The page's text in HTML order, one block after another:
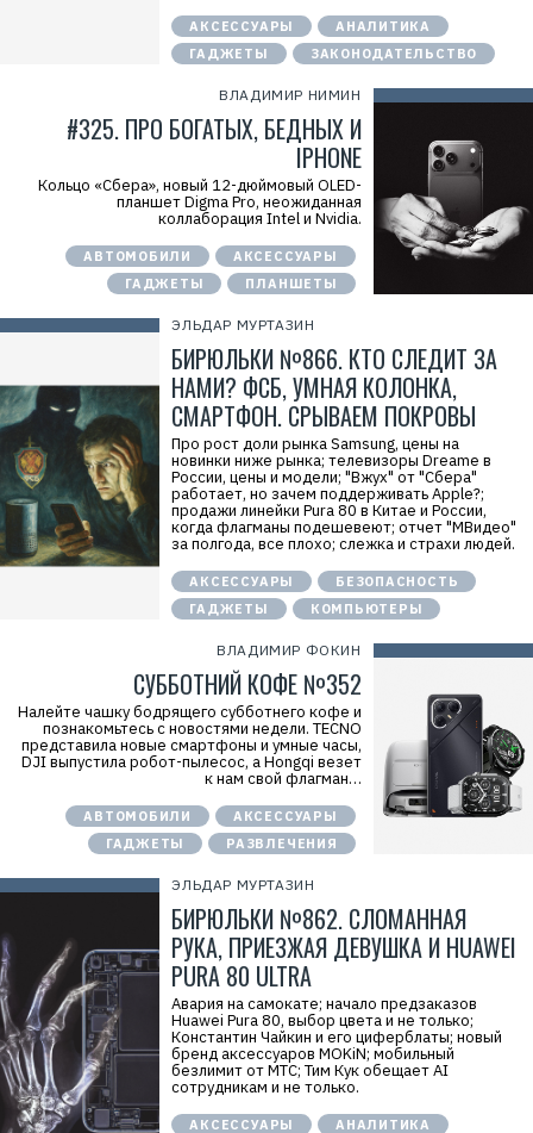
АКСЕССУАРЫ
АНАЛИТИКА
ГАДЖЕТЫ
ЗАКОНОДАТЕЛЬСТВО
ВЛАДИМИР НИМИН
#325. ПРО БОГАТЫХ, БЕДНЫХ И
IPHONE
Кольцо «Сбера», новый 12-дюймовый OLED-
планшет Digma Pro, неожиданная
коллаборация Intel и Nvidia.
АВТОМОБИЛИ
АКСЕССУАРЫ
ГАДЖЕТЫ
ПЛАНШЕТЫ
ЭЛЬДАР МУРТАЗИН
БИРЮЛЬКИ №866. КТО СЛЕДИТ ЗА
НАМИ? ФСБ, УМНАЯ КОЛОНКА,
СМАРТФОН. СРЫВАЕМ ПОКРОВЫ
Про рост доли рынка Samsung, цены на
новинки ниже рынка; телевизоры Dreame в
России, цены и модели; "Вжух" от "Сбера"
работает, но зачем поддерживать Apple?;
продажи линейки Pura 80 в Китае и России,
когда флагманы подешевеют; отчет "МВидео"
за полгода, все плохо; слежка и страхи людей.
АКСЕССУАРЫ
БЕЗОПАСНОСТЬ
ГАДЖЕТЫ
КОМПЬЮТЕРЫ
ВЛАДИМИР ФОКИН
СУББОТНИЙ КОФЕ №352
Налейте чашку бодрящего субботнего кофе и
познакомьтесь с новостями недели. TECNO
представила новые смартфоны и умные часы,
DJI выпустила робот-пылесос, а Hongqi везет
к нам свой флагман…
АВТОМОБИЛИ
АКСЕССУАРЫ
ГАДЖЕТЫ
РАЗВЛЕЧЕНИЯ
ЭЛЬДАР МУРТАЗИН
БИРЮЛЬКИ №862. СЛОМАННАЯ
РУКА, ПРИЕЗЖАЯ ДЕВУШКА И HUAWEI
PURA 80 ULTRA
Авария на самокате; начало предзаказов
Huawei Pura 80, выбор цвета и не только;
Константин Чайкин и его циферблаты; новый
бренд аксессуаров MOKiN; мобильный
безлимит от МТС; Тим Кук обещает AI
сотрудникам и не только.
АКСЕССУАРЫ
АНАЛИТИКА